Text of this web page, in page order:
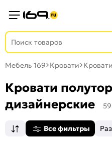
Мебель 169 Кровати
Кровати
дизайнерские
Все фильтры